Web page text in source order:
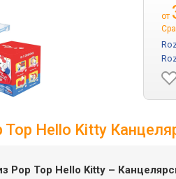
от
Top Hello Kitty
Pop Top Hello Kitty –